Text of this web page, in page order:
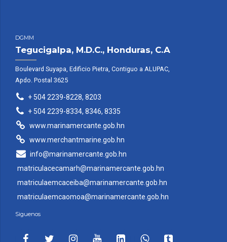
DGMM
Tegucigalpa, M.D.C., Honduras, C.A
Boulevard Suyapa, Edificio Pietra, Contiguo a ALUPAC,
Apdo. Postal 3625
+ 504 2239-8228, 8203
+ 504 2239-8334, 8346, 8335
www.marinamercante.gob.hn
www.merchantmarine.gob.hn
info@marinamercante.gob.hn
matriculacecamarh@marinamercante.gob.hn
matriculaemcaceiba@marinamercante.gob.hn
matriculaemcaomoa@marinamercante.gob.hn
Siguenos